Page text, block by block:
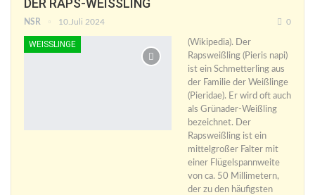
DER RAPS-WEISSLING
NSR 10.Juli 2024 0
WEISSLINGE
(Wikipedia). Der
Rapsweißling (Pieris napi)
ist ein Schmetterling aus
der Familie der Weißlinge
(Pieridae). Er wird oft auch
als Grünader-Weißling
bezeichnet. Der
Rapsweißling ist ein
mittelgroßer Falter mit
einer Flügelspannweite
von ca. 50 Millimetern,
der zu den häufigsten